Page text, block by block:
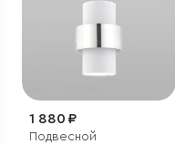
1 880 ₽
Подвесной